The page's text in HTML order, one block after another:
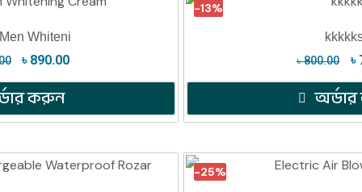
Whiteni
৳ 890.00
করুন
-13%
৳800.00 ৳
-25%